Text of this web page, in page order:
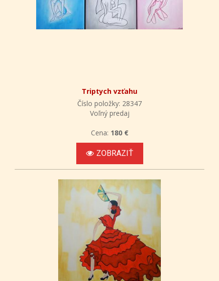
Triptych vzťahu
Číslo položky: 28347
Voľný predaj
Cena: 180 €
ZOBRAZIŤ